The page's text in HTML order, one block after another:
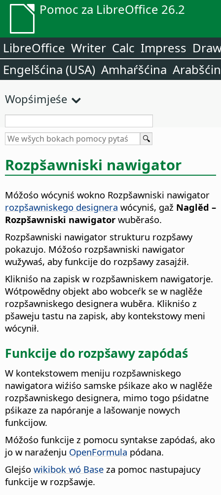
Pomoc za LibreOffice 26.2
LibreOffice Writer Calc Impress
Engelšćina (USA) Amhaŕšćina
Wopśimjeśe
Rozpšawniski nawigator
Móžośo wócyniś wokno Rozpšawniski nawigator
rozpšawniskego designera wócyniś, gaž Naglěd –
Rozpšawniski nawigator wuběraśo.
Rozpšawniski nawigator strukturu rozpšawy
pokazujo. Móžośo rozpšawniski nawigator
wužywaś, aby funkcije do rozpšawy zasajźił.
Klikniśo na zapisk w rozpšawniskem nawigatorje.
Wótpowědny objekt abo wobceŕk se w naglěźe
rozpšawniskego designera wuběra. Klikniśo z
pšaweju tastu na zapisk, aby kontekstowy meni
wócynił.
Funkcije do rozpšawy zapódaś
W kontekstowem meniju rozpšawniskego
nawigatora wiźiśo samske pśikaze ako w naglěźe
rozpšawniskego designera, mimo togo pśidatne
pśikaze za napóranje a lašowanje nowych
funkcijow.
Móžośo funkcije z pomocu syntakse zapódaś, ako
jo w naraźenju OpenFormula pódana.
Glejśo wikibok wó Base za pomoc nastupajucy
funkcije w rozpšawje.